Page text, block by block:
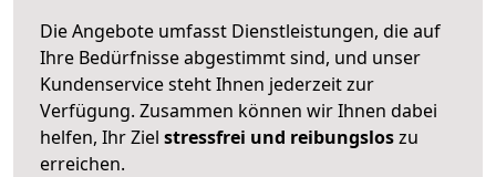
Die Angebote umfasst Dienstleistungen, die auf
Ihre Bedürfnisse abgestimmt sind, und unser
Kundenservice steht Ihnen jederzeit zur
Verfügung. Zusammen können wir Ihnen dabei
helfen, Ihr Ziel stressfrei und reibungsloszu
erreichen.